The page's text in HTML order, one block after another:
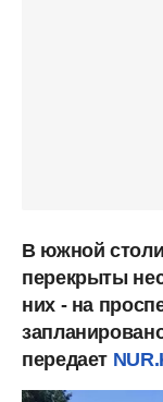
В южной
перекрыты
них - на
передает